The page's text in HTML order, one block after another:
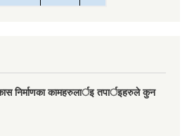
निर्माणका कामहरुलार्इ तपार्इहरुले कुन